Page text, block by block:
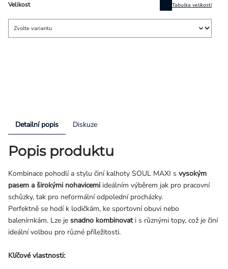
Velikost Tabulka velikostí
Detailní popis Diskuze
Popis produktu
Kombinace pohodlí a stylu činí kalhoty SOUL MAXI s vysokým
pasem a širokými nohavicemi ideálním výběrem jak pro pracovní
schůzky, tak pro neformální odpolední procházky.
Perfektně se hodí k lodičkám, ke sportovní obuvi nebo
balenírnkám. Lze je snadno kombinovati s různými topy, což je činí
ideální volbou pro různé příležitosti.
Klíčové vlastnosti: